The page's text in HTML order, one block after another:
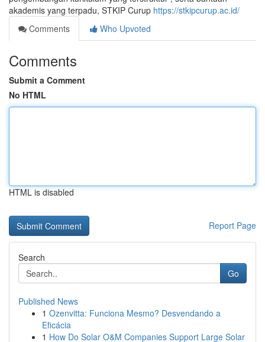
akademis yang terpadu, STKIP Curup https://stkipcurup.ac.id/
Comments
Who Upvoted
Comments
Submit a Comment
No HTML
HTML is disabled
Report Page
Search
Go
Published News
1 Ozenvitta: Funciona Mesmo? Desvendando a
Eficácia
1 How Do Solar O&M Companies Support Large Solar